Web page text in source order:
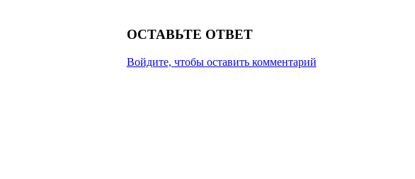
ОСТАВЬТЕ ОТВЕТ
Войдите, чтобы оставить комментарий